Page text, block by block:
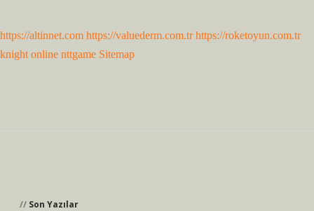
https://altinnet.com https://valuederm.com.tr https://roketoyun.com.tr
knight online nttgame Sitemap
Son Yazılar